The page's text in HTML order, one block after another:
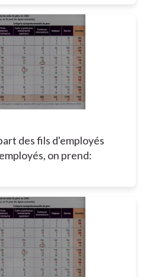
des fils d'employés
on prend: